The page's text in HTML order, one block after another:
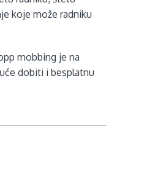
koje može radniku
mobbing je na
dobiti i besplatnu